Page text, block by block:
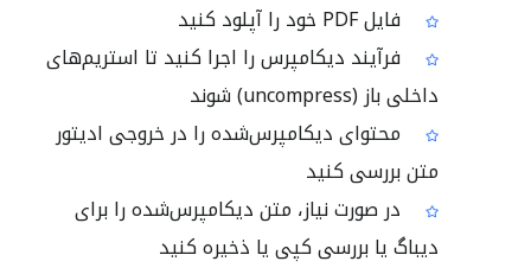
فایل PDF خود را آپلود کنید
فرآیند دیکامپرس را اجرا کنید تا استریم‌های
داخلی باز (uncompress) شوند
محتوای دیکامپرس‌شده را در خروجی ادیتور
متن بررسی کنید
در صورت نیاز، متن دیکامپرس‌شده را برای
دیباگ یا بررسی کپی یا ذخیره کنید